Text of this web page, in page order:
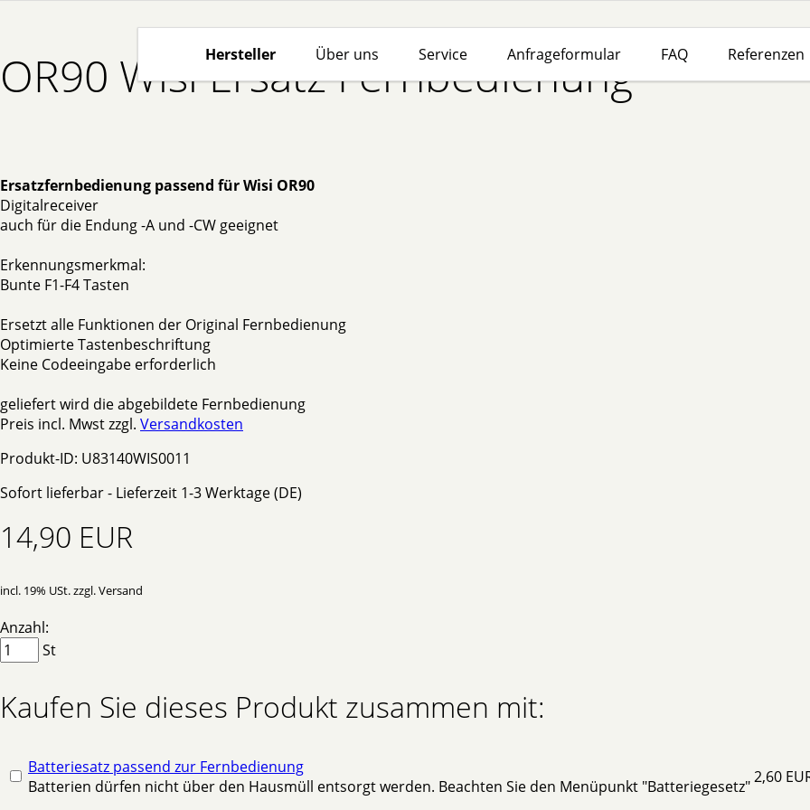
Hersteller Über uns Service Anfrageformular FAQ Referenzen
OR90 Wisi Ersatz Fernbedienung
Ersatzfernbedienung passend für Wisi OR90
Digitalreceiver
auch für die Endung -A und -CW geeignet
Erkennungsmerkmal:
Bunte F1-F4 Tasten
Ersetzt alle Funktionen der Original Fernbedienung
Optimierte Tastenbeschriftung
Keine Codeeingabe erforderlich
geliefert wird die abgebildete Fernbedienung
Preis incl. Mwst zzgl. Versandkosten
Produkt-ID: U83140WIS0011
Sofort lieferbar - Lieferzeit 1-3 Werktage (DE)
14,90 EUR
incl. 19% USt. zzgl. Versand
Anzahl:
St
Kaufen Sie dieses Produkt zusammen mit:
Batteriesatz passend zur Fernbedienung
Batterien dürfen nicht über den Hausmüll entsorgt werden. Beachten Sie den Menüpunkt "Batteriegesetz"2,60